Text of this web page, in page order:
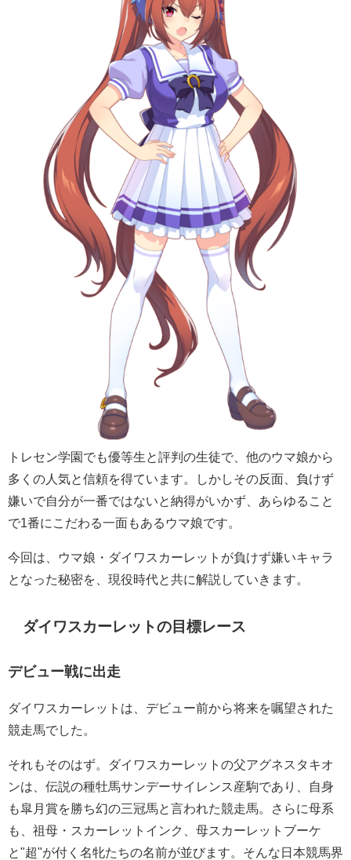
トレセン学園でも優等生と評判の生徒で、他のウマ娘から
多くの人気と信頼を得ています。しかしその反面、負けず
嫌いで自分が一番ではないと納得がいかず、あらゆること
で1番にこだわる一面もあるウマ娘です。
今回は、ウマ娘・ダイワスカーレットが負けず嫌いキャラ
となった秘密を、現役時代と共に解説していきます。
ダイワスカーレットの目標レース
デビュー戦に出走
ダイワスカーレットは、デビュー前から将来を嘱望された
競走馬でした。
それもそのはず。ダイワスカーレットの父アグネスタキオ
ンは、伝説の種牡馬サンデーサイレンス産駒であり、自身
も皐月賞を勝ち幻の三冠馬と言われた競走馬。さらに母系
も、祖母・スカーレットインク、母スカーレットブーケ
と"超"が付く名牝たちの名前が並びます。そんな日本競馬界